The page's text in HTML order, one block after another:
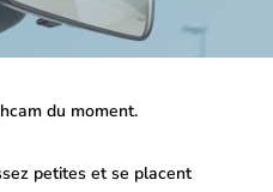
du moment.
petites et se placent